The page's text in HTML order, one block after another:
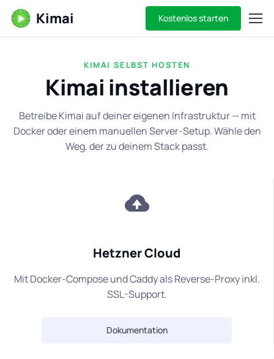
Kimai Kostenlos starten
KIMAI SELBST HOSTEN
Kimai installieren
Betreibe Kimai auf deiner eigenen Infrastruktur — mit
Docker oder einem manuellen Server-Setup. Wähle den
Weg, der zu deinem Stack passt.
Hetzner Cloud
Mit Docker-Compose und Caddy als Reverse-Proxy inkl.
SSL-Support.
Dokumentation